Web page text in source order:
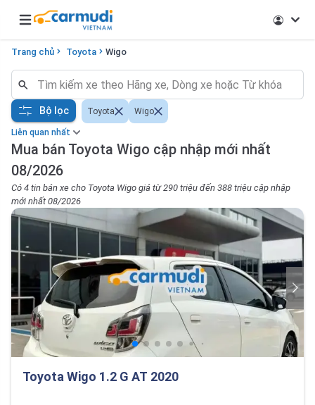
Open main menu
Trang chủ Toyota Wigo
Liên quan nhất
Mua bán Toyota Wigo cập nhập mới nhất
08/2026
Có 4 tin bán xe cho Toyota Wigo giá từ 290 triệu đến 388 triệu cập nhập
mới nhất 08/2026
Bộ lọc Toyota Wigo
Toyota Wigo 1.2 G AT 2020